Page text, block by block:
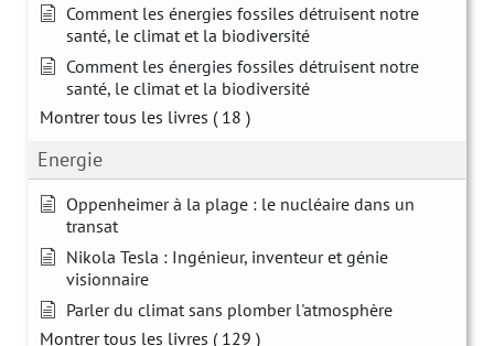
Comment les énergies fossiles détruisent notre
santé, le climat et la biodiversité
Comment les énergies fossiles détruisent notre
santé, le climat et la biodiversité
Montrer tous les livres ( 18 )
Energie
Oppenheimer à la plage : le nucléaire dans un
transat
Nikola Tesla : Ingénieur, inventeur et génie
visionnaire
Parler du climat sans plomber l'atmosphère
Montrer tous les livres ( 129 )